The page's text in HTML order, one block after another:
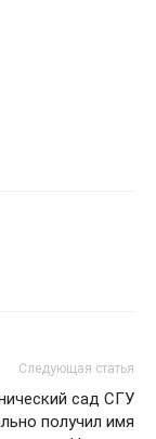
Следующая статья
сад СГУ
получил имя